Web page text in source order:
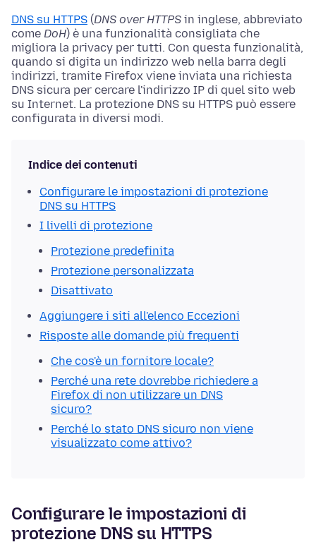
DNS su HTTPS (DNS over HTTPS in inglese, abbreviato
come DoH) è una funzionalità consigliata che
migliora la privacy per tutti. Con questa funzionalità,
quando si digita un indirizzo web nella barra degli
indirizzi, tramite Firefox viene inviata una richiesta
DNS sicura per cercare l'indirizzo IP di quel sito web
su Internet. La protezione DNS su HTTPS può essere
configurata in diversi modi.
Indice dei contenuti
Configurare le impostazioni di protezione
DNS su HTTPS
I livelli di protezione
Protezione predefinita
Protezione personalizzata
Disattivato
Aggiungere i siti all'elenco Eccezioni
Risposte alle domande più frequenti
Che cos'è un fornitore locale?
Perché una rete dovrebbe richiedere a
Firefox di non utilizzare un DNS
sicuro?
Perché lo stato DNS sicuro non viene
visualizzato come attivo?
Configurare le impostazioni di
protezione DNS su HTTPS